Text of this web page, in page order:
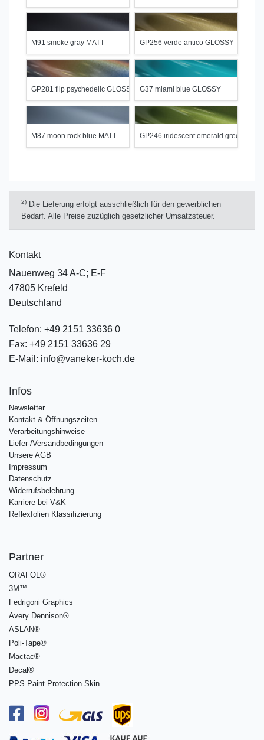
M91 smoke gray MATT GP256 verde antico GLOSSY
GP281 flip psychedelic GLOSSY G37 miami blue GLOSSY
M87 moon rock blue MATT GP246 iridescent emerald green
2) Die Lieferung erfolgt ausschließlich für den gewerblichen
Bedarf. Alle Preise zuzüglich gesetzlicher Umsatzsteuer.
Kontakt
Nauenweg 34 A-C; E-F
47805 Krefeld
Deutschland
Telefon: +49 2151 33636 0
Fax: +49 2151 33636 29
E-Mail: info@vaneker-koch.de
Infos
Newsletter
Kontakt & Öffnungszeiten
Verarbeitungshinweise
Liefer-/Versandbedingungen
Unsere AGB
Impressum
Datenschutz
Widerrufsbelehrung
Karriere bei V&K
Reflexfolien Klassifizierung
Partner
ORAFOL®
3M™
Fedrigoni Graphics
Avery Dennison®
ASLAN®
Poli-Tape®
Mactac®
Decal®
PPS Paint Protection Skin